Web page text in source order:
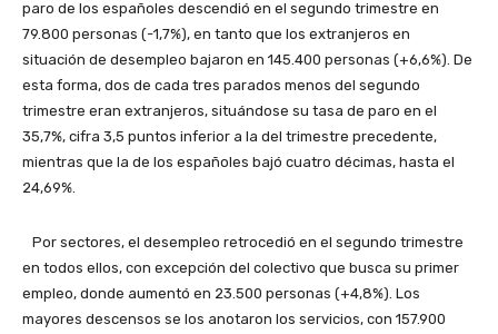
paro de los españoles descendió en el segundo trimestre en
79.800 personas (-1,7%), en tanto que los extranjeros en
situación de desempleo bajaron en 145.400 personas (+6,6%). De
esta forma, dos de cada tres parados menos del segundo
trimestre eran extranjeros, situándose su tasa de paro en el
35,7%, cifra 3,5 puntos inferior a la del trimestre precedente,
mientras que la de los españoles bajó cuatro décimas, hasta el
24,69%.
Por sectores, el desempleo retrocedió en el segundo trimestre
en todos ellos, con excepción del colectivo que busca su primer
empleo, donde aumentó en 23.500 personas (+4,8%). Los
mayores descensos se los anotaron los servicios, con 157.900